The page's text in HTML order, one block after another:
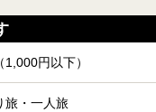
1,000円以下）
旅・一人旅